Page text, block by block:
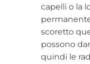
capelli o la
scoretto
possono
quindi le